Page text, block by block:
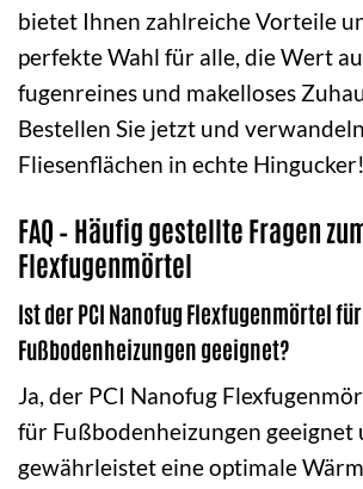
bietet Ihnen zahlreiche Vorteile
perfekte Wahl für alle, die Wert
fugenreines und makelloses
Bestellen Sie jetzt und
Fliesenflächen in echte Hingucker!
FAQ – Häufig gestellte Fragen
Flexfugenmörtel
Ist der PCI Nanofug Flexfugenmörtel für
Fußbodenheizungen geeignet?
Ja, der PCI Nanofug
für Fußbodenheizungen geeignet
gewährleistet eine optimale